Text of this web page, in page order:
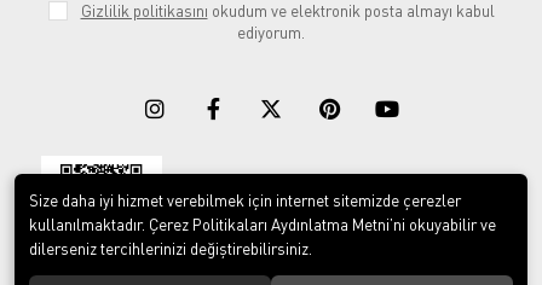
Gizlilik politikasını okudum ve elektronik posta almayı kabul
ediyorum.
Download on the
App Store
Download on
Google play
Size daha iyi hizmet verebilmek için internet sitemizde çerezler
kullanılmaktadır. Çerez Politikaları Aydınlatma Metni’ni okuyabilir ve
dilerseniz tercihlerinizi değiştirebilirsiniz.